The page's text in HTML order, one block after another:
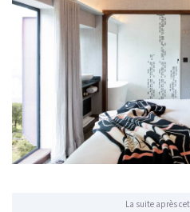
La suite après